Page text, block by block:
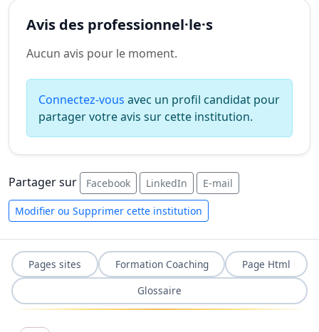
Avis des professionnel·le·s
Aucun avis pour le moment.
Connectez-vous avec un profil candidat pour
partager votre avis sur cette institution.
Partager sur Facebook LinkedIn E-mail
Modifier ou Supprimer cette institution
Pages sites Formation Coaching
Page Html
Glossaire